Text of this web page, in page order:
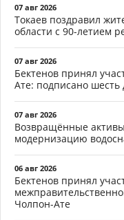
07 авг 2026
Токаев поздравил
области с 90-летием
07 авг 2026
Бектенов принял
Ате: подписано шесть
07 авг 2026
Возвращённые
модернизацию
06 авг 2026
Бектенов принял
Чолпон-Ате